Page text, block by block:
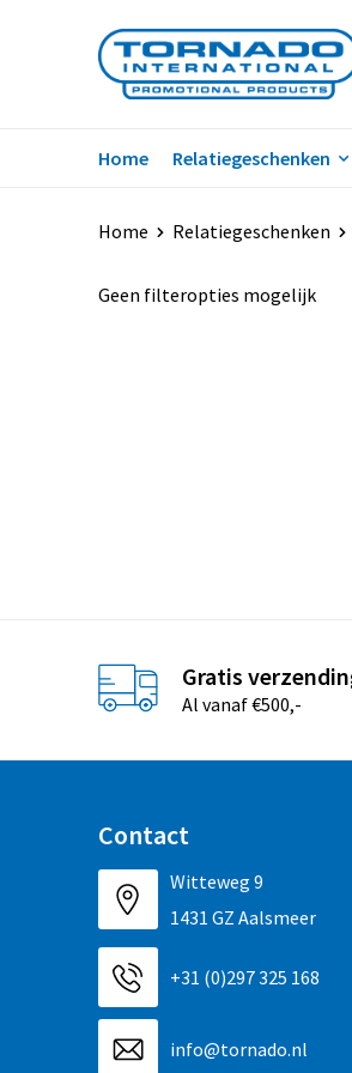
Home Relatiegeschenken
Home Relatiegeschenken
Geen filteropties mogelijk
Gratis
Al vanaf €500,-
Contact
Witteweg 9
1431 GZ Aalsmeer
+31 (0)297 325 168
info@tornado.nl